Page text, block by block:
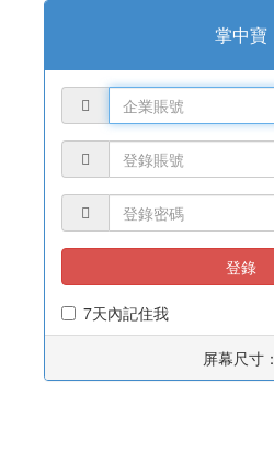
掌中寶
登錄
7天內記住我
屏幕尺寸：